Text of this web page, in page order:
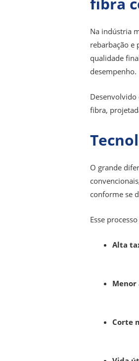
Na indústria
rebarbação e
qualidade
desempenho.
fibra,
O grande
conforme se
Esse
Alta
Menor
Corte